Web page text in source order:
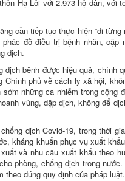
Hạ Lôi với 2.973 hộ dân, với
cần tiếp tục thực hiện “đi
đồ điều trị bệnh nhân,
dịch.
dịch bênh được hiệu quả, chính
Chính phủ về cách ly xã hội,
những ca nhiễm trong cộng
vùng, dập dịch, không để
dịch Covid-19, trong thời
kháng khuẩn phục vụ xuất
và nhu cầu xuất khẩu theo
phòng, chống dịch trong
theo đúng quy định của pháp luật.